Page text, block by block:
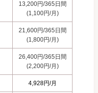
13,200円/365日間
(1,100円/月)
21,600円/365日間
(1,800円/月)
26,400円/365日間
(2,200円/月)
4,928円/月